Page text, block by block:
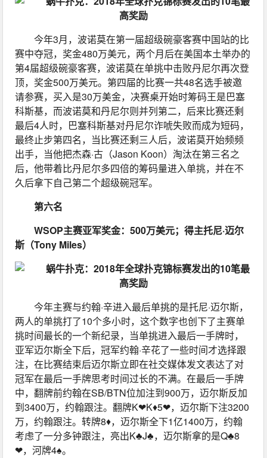
今年3月，波诺莫在第一届超级碗豪客赛中国站的比
赛中夺冠，奖金480万美元，两个月后在美国本土举办的
第4届超级碗豪客赛，波诺莫在单挑中击败丹尼尔再次登
顶，奖金500万美元。第四届的比赛一共48名选手被邀
请参赛，买入是30万美金，决赛桌开始时筹码王是巴塞
科斯基，而波诺莫和丹尼尔则并列第二，后来比赛还剩
最后4人时，巴塞科斯基对丹尼尔诈唬失败而成为短码，
最终止步第四名，当比赛还剩三人后，波诺莫开始频频
出手，当他把杰森·古（Jason Koon）淘汰在第三名之
后，他带着比丹尼尔多四倍的筹码量进入单挑，并在不
久后拿下自己第二个超级碗冠军。
第六名
WSOP主赛亚军奖金：500万美元；得主托尼·迈尔
斯（Tony Miles）
今年主赛与约翰·辛进入最后单挑的是托尼·迈尔斯，
两人的单挑打了10个多小时，这个数字也创下了主赛单
挑时间最长的一个新纪录，当单挑进入最后一手牌时，
亚军迈尔斯全下后，冠军约翰·辛花了一些时间才选择跟
注，在比赛结束后迈尔斯立即在社交媒体发文表达了对
冠军在最后一手牌思考时间过长的不满。在最后一手牌
中，翻牌前约翰在SB/BTN位加注到900万，迈尔斯反加
到3400万，约翰跟注。翻牌K❤K♦5❤，迈尔斯下注3200
万，约翰跟注。转牌8♦，迈尔斯全下1亿1400万，约翰
考虑了一分多钟跟注，亮出K♣J♣，迈尔斯拿的是Q♣8
❤，河牌4♠。